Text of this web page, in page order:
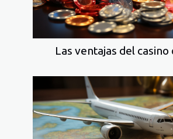
Las ventajas del casino